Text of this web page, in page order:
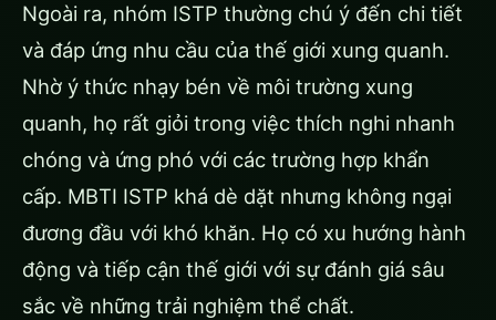
Ngoài ra, nhóm ISTP thường chú ý đến chi tiết
và đáp ứng nhu cầu của thế giới xung quanh.
Nhờ ý thức nhạy bén về môi trường xung
quanh, họ rất giỏi trong việc thích nghi nhanh
chóng và ứng phó với các trường hợp khẩn
cấp. MBTI ISTP khá dè dặt nhưng không ngại
đương đầu với khó khăn. Họ có xu hướng hành
động và tiếp cận thế giới với sự đánh giá sâu
sắc về những trải nghiệm thể chất.